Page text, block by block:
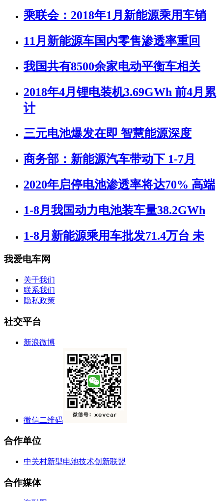
乘联会：2018年1月新能源乘用车销
11月新能源车国内零售渗透率重回
我国共有8500余家电动平衡车相关
2018年4月锂电装机3.69GWh 前4月累
计
三元电池爆发在即 智慧能源深度
商务部：新能源汽车带动下 1-7月
2020年启停电池渗透率将达70% 高端
1-8月我国动力电池装车量38.2GWh
1-8月新能源乘用车批发71.4万台 未
我爱电车网
关于我们
联系我们
隐私政策
社交平台
新浪微博
微信二维码
合作单位
中关村新型电池技术创新联盟
合作媒体